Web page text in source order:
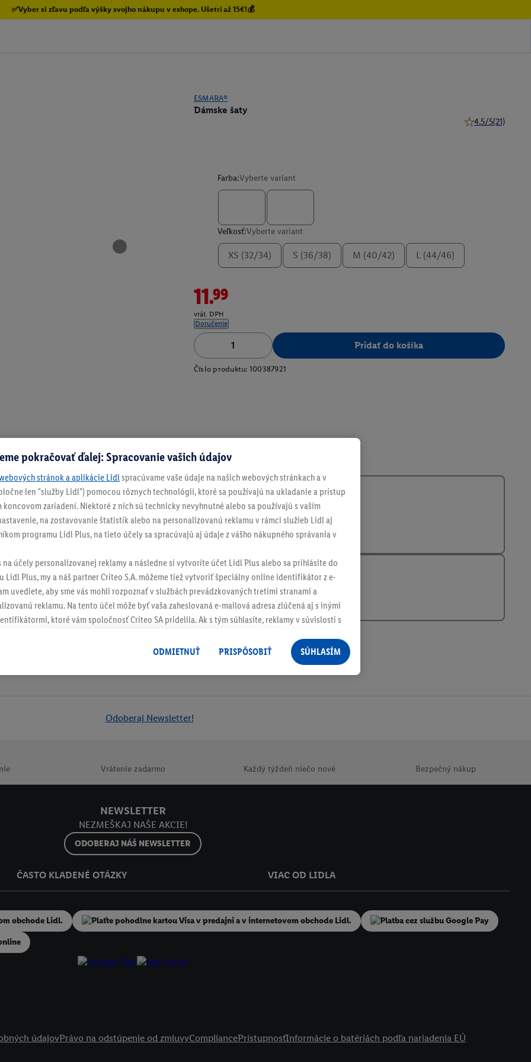
✅Vyber si zľavu podľa výšky svojho nákupu v eshope. Ušetri až 15€!💰
ESMARA®
Dámske šaty
4.5/5(21)
Farba:Vyberte variant
Veľkosť:Vyberte variant
XS (32/34) S (36/38) M (40/42) L (44/46)
11.99
vrát. DPH
Doručenie
Pridať do košíka
Číslo produktu: 100387921
Odoberaj Newsletter!
Vrátenie zadarmo Každý týždeň niečo nové Bezpečný nákup
NEWSLETTER
NEZMEŠKAJ NAŠE AKCIE!
ODOBERAJ NÁŠ NEWSLETTER
ČASTO KLADENÉ OTÁZKY VIAC OD LIDLA
údajovPrávo na odstúpenie od zmluvyCompliancePrístupnosťInformácie o batériách podľa nariadenia EÚ
pokračovať ďalej: Spracovanie vašich údajov
stránok a aplikácie Lidl spracúvame vaše údaje na našich webových stránkach a v
len "služby Lidl") pomocou rôznych technológií, ktoré sa používajú na ukladanie a prístup
zariadení. Niektoré z nich sú technicky nevyhnutné alebo sa používajú s vaším
na zostavovanie štatistík alebo na personalizovanú reklamu v rámci služieb Lidl aj
programu Lidl Plus, na tieto účely sa spracúvajú aj údaje z vášho nákupného správania v
účely personalizovanej reklamy a následne si vytvoríte účet Lidl Plus alebo sa prihlásite do
Lidl Plus, my a náš partner Criteo S.A. môžeme tiež vytvoriť špeciálny online identifikátor z e-
uvediete, aby sme vás mohli rozpoznať v službách prevádzkovaných tretími stranami a
reklamu. Na tento účel môže byť vaša zaheslovaná e-mailová adresa zlúčená aj s inými
ktoré vám spoločnosť Criteo SA pridelila. Ak s tým súhlasíte, reklamy v súvislosti s
nie jeho zakúpením), sa môžu zobrazovať aj na rôznych zariadeniach a v rôznych službách
možno priradiť niekoľko koncových zariadení alebo používanie viacerých služieb spoločnosti
e-mailovej adresy a prípadne ďalších identifikátorov/identifikátorov, ktoré má
ODMIETNUŤ PRISPÔSOBIŤ SÚHLASÍM